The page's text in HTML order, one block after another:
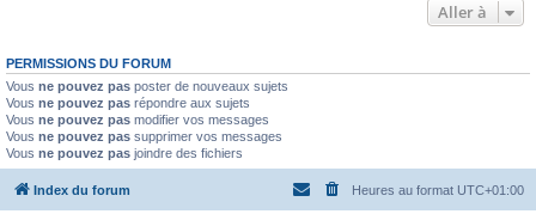
Aller à
PERMISSIONS DU FORUM
Vous ne pouvez pas poster de nouveaux sujets
Vous ne pouvez pas répondre aux sujets
Vous ne pouvez pas modifier vos messages
Vous ne pouvez pas supprimer vos messages
Vous ne pouvez pas joindre des fichiers
Index du forum Heures au format UTC+01:00